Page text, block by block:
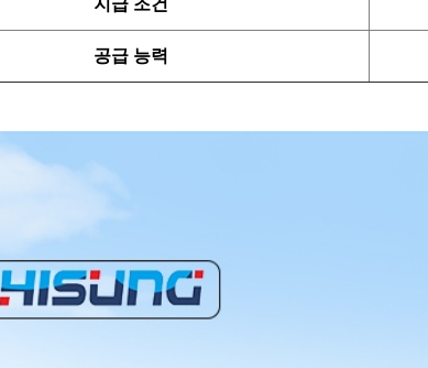
공급 능력